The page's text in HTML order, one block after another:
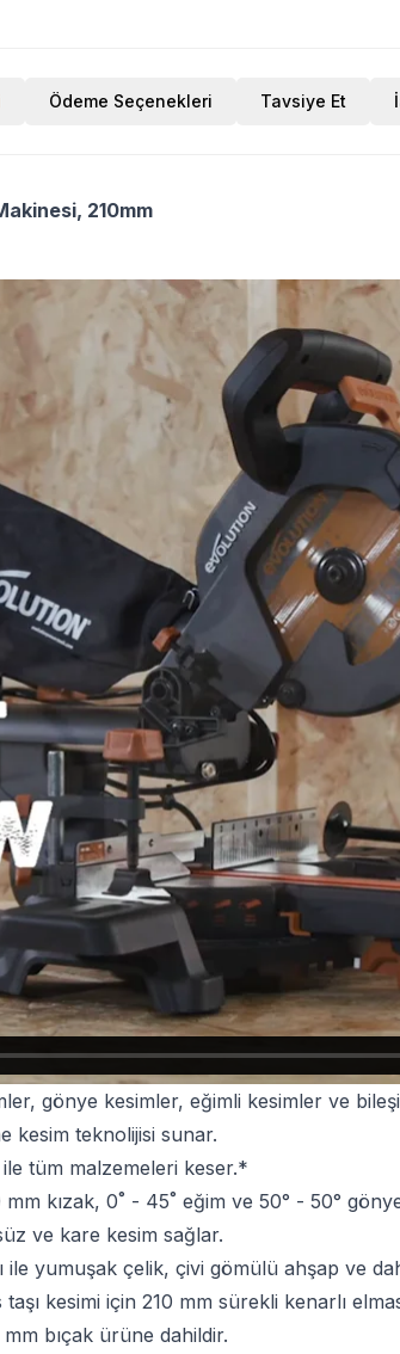
Ödeme Seçenekleri Tavsiye Et
210mm
gönye kesimler, eğimli kesimler ve
kesim teknolijisi sunar.
tüm malzemeleri keser.*
kızak, 0˚ - 45˚ eğim ve 50° - 50°
ve kare kesim sağlar.
yumuşak çelik, çivi gömülü ahşap ve
kesimi için 210 mm sürekli kenarlı
bıçak ürüne dahildir.